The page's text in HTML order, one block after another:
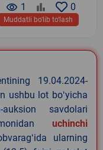
0
remove_red_eye 1
Muddatli bo‘lib to‘lash
19.04.2024-
ushbu lot boʻyicha
savdolari
uchinchi
ularning